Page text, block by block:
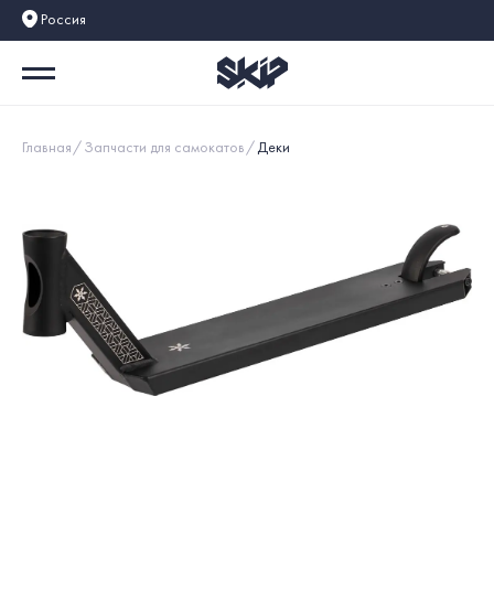
Россия
Главная Запчасти для самокатов Деки